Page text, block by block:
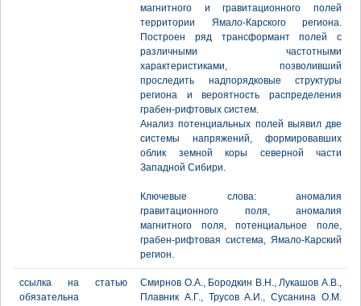
магнитного и гравитационного полей
территории Ямало-Карского региона.
Построен ряд трансформант полей с
различными частотными
характеристиками, позволивший
проследить надпорядковые структуры
региона и вероятность распределения
грабен-рифтовых систем.
Анализ потенциальных полей выявил две
системы напряжений, формировавших
облик земной коры северной части
Западной Сибири.
Ключевые слова: аномалия
гравитационного поля, аномалия
магнитного поля, потенциальное поле,
грабен-рифтовая система, Ямало-Карский
регион.
ссылка на статью
обязательна
Смирнов О.А., Бородкин В.Н., Лукашов А.В.,
Плавник А.Г., Трусов А.И., Сусанина О.М.